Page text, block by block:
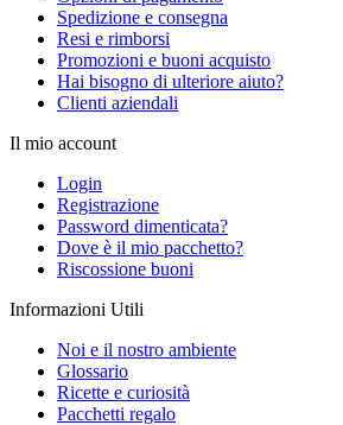
Spedizione e consegna
Resi e rimborsi
Promozioni e buoni acquisto
Hai bisogno di ulteriore aiuto?
Clienti aziendali
Il mio account
Login
Registrazione
Password dimenticata?
Dove è il mio pacchetto?
Riscossione buoni
Informazioni Utili
Noi e il nostro ambiente
Glossario
Ricette e curiosità
Pacchetti regalo